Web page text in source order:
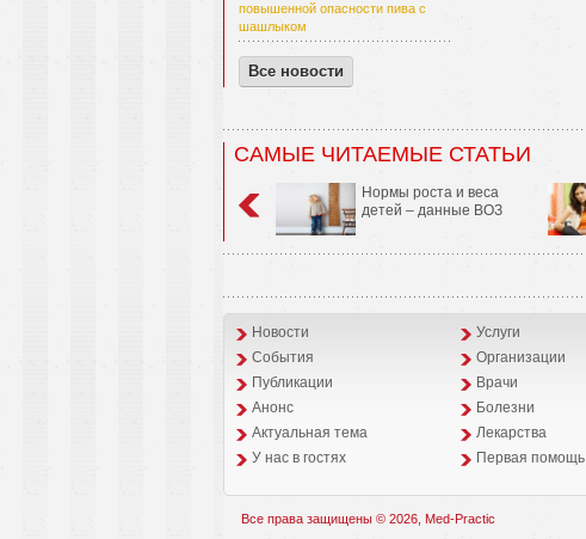
повышенной опасности пива с
шашлыком
Все новости
САМЫЕ ЧИТАЕМЫЕ СТАТЬИ
Нормы роста и веса
детей – данные ВОЗ
Новости Услуги
События
Организации
Публикации
Врачи
Анонс
Болезни
Aктуальная тема
Лекарства
У нас в гостях
Первая помощь
Все права защищены © 2026, Med-Practic